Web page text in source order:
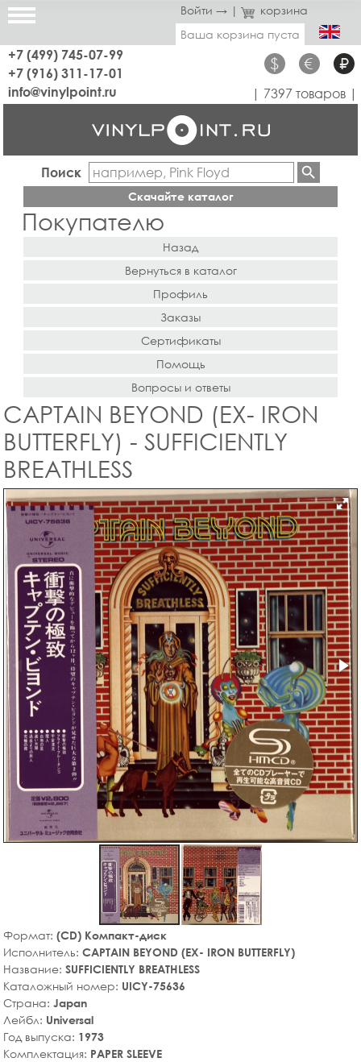
Войти → |
корзина
Ваша корзина пуста
+7 (499) 745-07-99
+7 (916) 311-17-01
$ € ₽
info@vinylpoint.ru | 7397 товаров |
Поиск
Скачайте каталог
Покупателю
Назад
Вернуться в каталог
Профиль
Заказы
Сертификаты
Помощь
Вопросы и ответы
CAPTAIN BEYOND (EX- IRON
BUTTERFLY) - SUFFICIENTLY
BREATHLESS
Формат: (CD) Компакт-диск
Исполнитель: CAPTAIN BEYOND (EX- IRON BUTTERFLY)
Название: SUFFICIENTLY BREATHLESS
Каталожный номер: UICY-75636
Страна: Japan
Лейбл: Universal
Год выпуска: 1973
Комплектация: PAPER SLEEVE